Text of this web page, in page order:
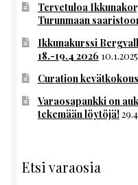
Tervetuloa
Turunmaan
Ikkunakurssi
18.-19.4 2026 10.1.2025
Curation
Varaosapankki on
tekemään löytöjä!
Etsi varaosia